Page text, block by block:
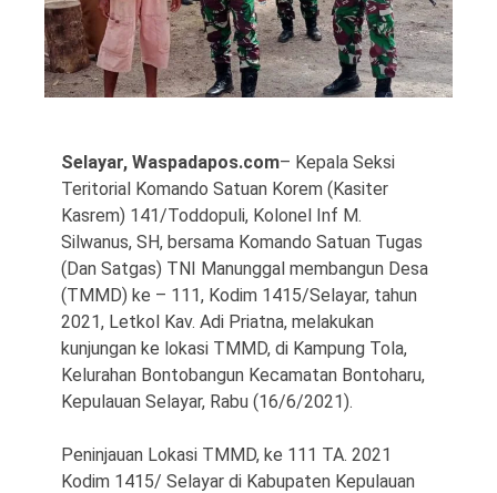
Copyright
2026
Waspada
Selayar, Waspadapos.com– Kepala Seksi
Teritorial Komando Satuan Korem (Kasiter
Kasrem) 141/Toddopuli, Kolonel Inf M.
Silwanus, SH, bersama Komando Satuan Tugas
(Dan Satgas) TNI Manunggal membangun Desa
(TMMD) ke – 111, Kodim 1415/Selayar, tahun
2021, Letkol Kav. Adi Priatna, melakukan
kunjungan ke lokasi TMMD, di Kampung Tola,
Kelurahan Bontobangun Kecamatan Bontoharu,
Kepulauan Selayar, Rabu (16/6/2021).
Peninjauan Lokasi TMMD, ke 111 TA. 2021
Kodim 1415/ Selayar di Kabupaten Kepulauan